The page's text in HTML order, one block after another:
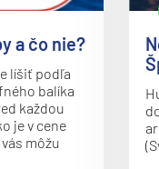
a čo nie?
líšiť podľa
balíka
každou
je v cene
môžu